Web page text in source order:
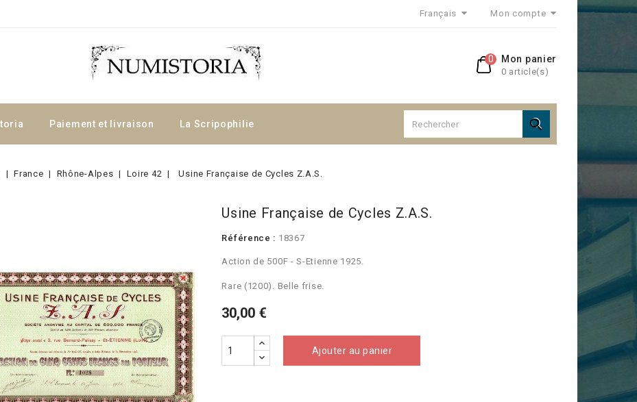
Français Mon compte
Mon panier
0 article(s)
0
Paiement et livraison La Scripophilie 
France Rhône-Alpes Loire 42 Usine Française de Cycles Z.A.S.
Usine Française de Cycles Z.A.S.
Référence : 18367
Action de 500F - S-Etienne 1925.
Rare (1200). Belle frise.
30,00 €
Ajouter au panier